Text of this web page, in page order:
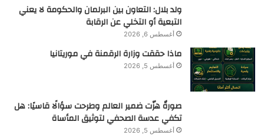
ولد بلال: التعاون بين البرلمان والحكومة لا يعني
التبعية أو التخلي عن الرقابة
أغسطس 6, 2026
ماذا حققت وزارة الرقمنة في موريتانيا
أغسطس 5, 2026
صورةٌ هزّت ضمير العالم وطرحت سؤالًا قاسيًا: هل
تكفي عدسة الصحفي لتوثيق المأساة
أغسطس 5, 2026